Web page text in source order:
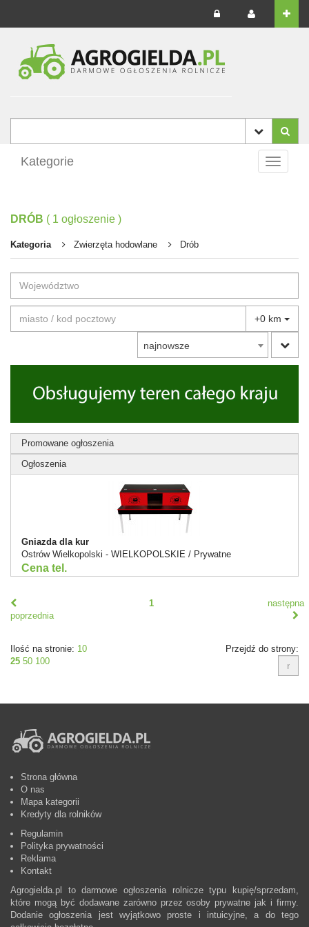
Toggle
Kategorie
DRÓB ( 1 ogłoszenie )
Kategoria Zwierzęta hodowlane Drób
+0 km
najnowsze
Promowane ogłoszenia
Ogłoszenia
Gniazda dla kur
Ostrów Wielkopolski - WIELKOPOLSKIE / Prywatne
Cena tel.
poprzednia
1 następna
Ilość na stronie: 10
25 50 100
Przejdź do strony:
Strona główna
O nas
Mapa kategorii
Kredyty dla rolników
Regulamin
Polityka prywatności
Reklama
Kontakt
Agrogielda.pl to darmowe ogłoszenia rolnicze typu kupię/sprzedam,
które mogą być dodawane zarówno przez osoby prywatne jak i firmy.
Dodanie ogłoszenia jest wyjątkowo proste i intuicyjne, a do tego